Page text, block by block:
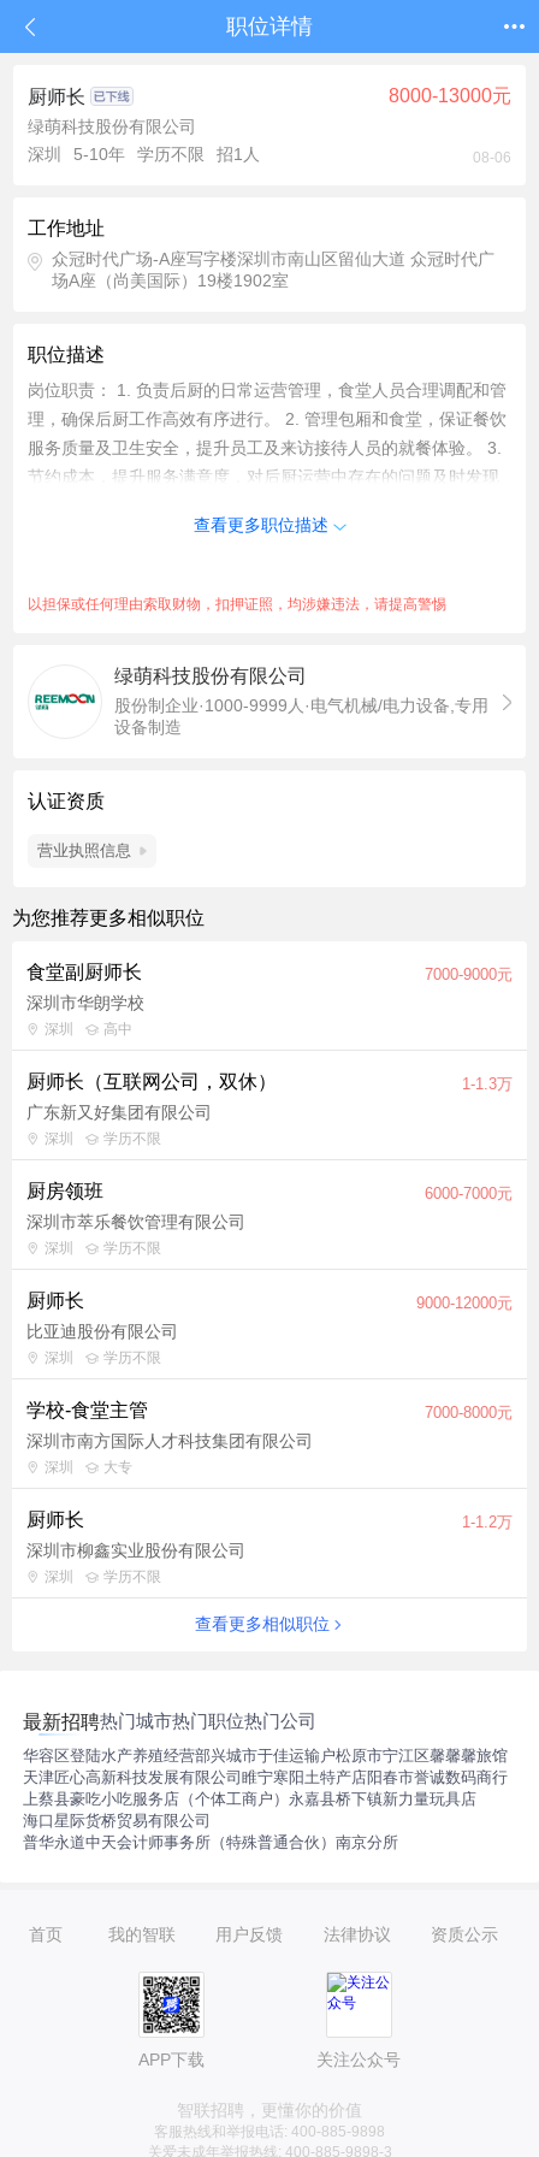
职位详情
厨师长 8000-13000元
绿萌科技股份有限公司
深圳
5-10年 学历不限 招1人 08-06
工作地址
众冠时代广场-A座写字楼深圳市南山区留仙大道 众冠时代广
场A座（尚美国际）19楼1902室
职位描述
岗位职责： 1. 负责后厨的日常运营管理，食堂人员合理调配和管
理，确保后厨工作高效有序进行。 2. 管理包厢和食堂，保证餐饮
服务质量及卫生安全，提升员工及来访接待人员的就餐体验。 3.
节约成本，提升服务满意度，对后厨运营中存在的问题及时发现
的管理经验。 2. 能够发现后厨日常运营中的问题，并具有解决实
查看更多职位描述
以担保或任何理由索取财物，扣押证照，均涉嫌违法，请提高警惕
绿萌科技股份有限公司
股份制企业·1000-9999人·电气机械/电力设备,专用
设备制造
认证资质
营业执照信息
为您推荐更多相似职位
食堂副厨师长 7000-9000元
深圳市华朗学校
深圳 高中
厨师长（互联网公司，双休） 1-1.3万
广东新又好集团有限公司
深圳 学历不限
厨房领班 6000-7000元
深圳市萃乐餐饮管理有限公司
深圳 学历不限
厨师长 9000-12000元
比亚迪股份有限公司
深圳 学历不限
学校-食堂主管 7000-8000元
深圳市南方国际人才科技集团有限公司
深圳 大专
厨师长 1-1.2万
深圳市柳鑫实业股份有限公司
深圳 学历不限
查看更多相似职位
最新招聘热门城市热门职位热门公司
华容区登陆水产养殖经营部兴城市于佳运输户松原市宁江区馨馨馨旅馆
天津匠心高新科技发展有限公司睢宁寒阳土特产店阳春市誉诚数码商行
上蔡县豪吃小吃服务店（个体工商户）永嘉县桥下镇新力量玩具店
海口星际货桥贸易有限公司
普华永道中天会计师事务所（特殊普通合伙）南京分所
首页 我的智联 用户反馈 法律协议 资质公示
APP下载 关注公众号
智联招聘，更懂你的价值
客服热线和举报电话: 400-885-9898
关爱未成年举报热线: 400-885-9898-3